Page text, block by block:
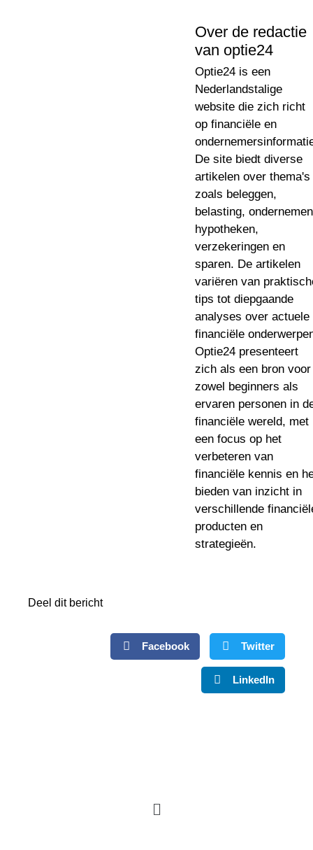
Over de redactie
van optie24
Optie24 is een
Nederlandstalige
website die zich richt
op financiële en
De site biedt diverse
artikelen over thema's
zoals beleggen,
belasting,
hypotheken,
verzekeringen en
sparen. De artikelen
variëren van
tips tot diepgaande
analyses over actuele
financiële
Optie24 presenteert
zich als een bron voor
zowel beginners als
ervaren personen in
financiële wereld, met
een focus op het
verbeteren van
financiële kennis en
bieden van inzicht in
verschillende
producten en
strategieën.
Deel dit bericht
Facebook Twitter
LinkedIn